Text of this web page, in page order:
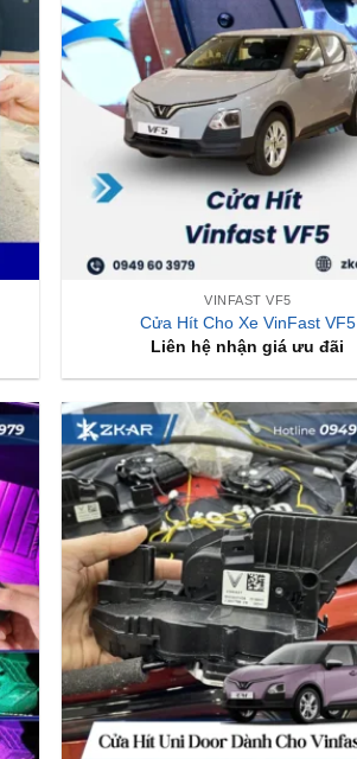
VINFAST VF5
Cửa Hít Cho Xe VinFast VF5
Liên hệ nhận giá ưu đãi